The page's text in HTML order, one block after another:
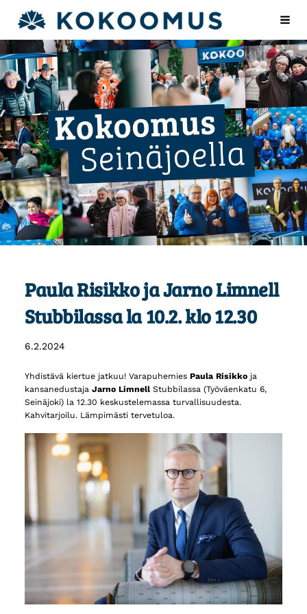
Siirry
sivun
sisältöön
seinajoenkokoomus.fi
Paula Risikko ja Jarno Limnell
Stubbilassa la 10.2. klo 12.30
6.2.2024
Yhdistävä kiertue jatkuu! Varapuhemies Paula Risikkoja
kansanedustaja Jarno LimnellStubbilassa (Työväenkatu 6,
Seinäjoki) la 12.30 keskustelemassa turvallisuudesta.
Kahvitarjoilu. Lämpimästi tervetuloa.